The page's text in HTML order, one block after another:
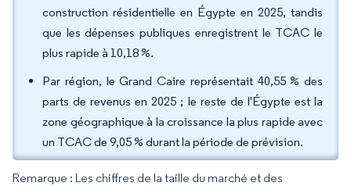
construction résidentielle en Égypte en 2025, tandis
que les dépenses publiques enregistrent le TCAC le
plus rapide à 10,18 %.
Par région, le Grand Caire représentait 40,55 % des
parts de revenus en 2025 ; le reste de l'Égypte est la
zone géographique à la croissance la plus rapide avec
un TCAC de 9,05 % durant la période de prévision.
Remarque : Les chiffres de la taille du marché et des